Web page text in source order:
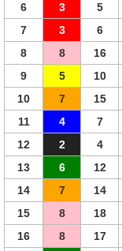
6
3 5
7
3 6
8
8 16
9
5 10
10
7 15
11
4 7
12
2 4
13
6 12
14
7 14
15
8 18
16
8 17